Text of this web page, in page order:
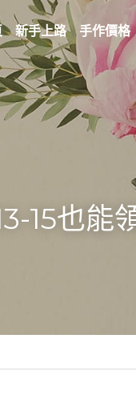
新手上路 手作價格
15也能